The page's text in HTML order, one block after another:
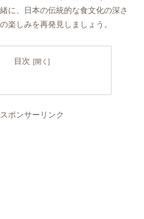
に、日本の伝統的な食文化の深さ
楽しみを再発見しましょう。
目次
スポンサーリンク